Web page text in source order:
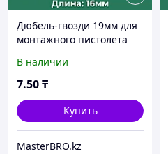
Дюбель-гвозди 19мм для
монтажного пистолета
В наличии
7.50₸
Купить
MasterBRO.kz